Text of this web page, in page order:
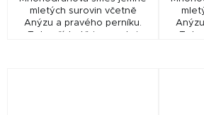
mletých surovin včetně
Anýzu a pravého perníku.